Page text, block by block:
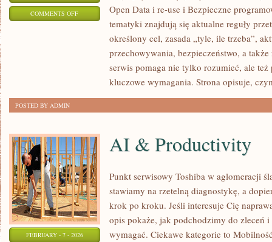
COMMENTS OFFON
Open Data i re-use i Bezpieczne
tematyki znajdują się aktualne reguły
określony cel, zasada „tyle, ile trzeba”,
przechowywania, bezpieczeństwo, a
serwis pomaga nie tylko rozumieć, ale też
kluczowe wymagania. Strona opisuje,
POSTED BY ADMIN
FEBRUARY - 7 - 2026
AI & Productivity
Punkt serwisowy Toshiba w aglomeracji
stawiamy na rzetelną diagnostykę, a
krok po kroku. Jeśli interesuje Cię
opis pokaże, jak podchodzimy do zleceń i
wymagać. Ciekawe kategorie to